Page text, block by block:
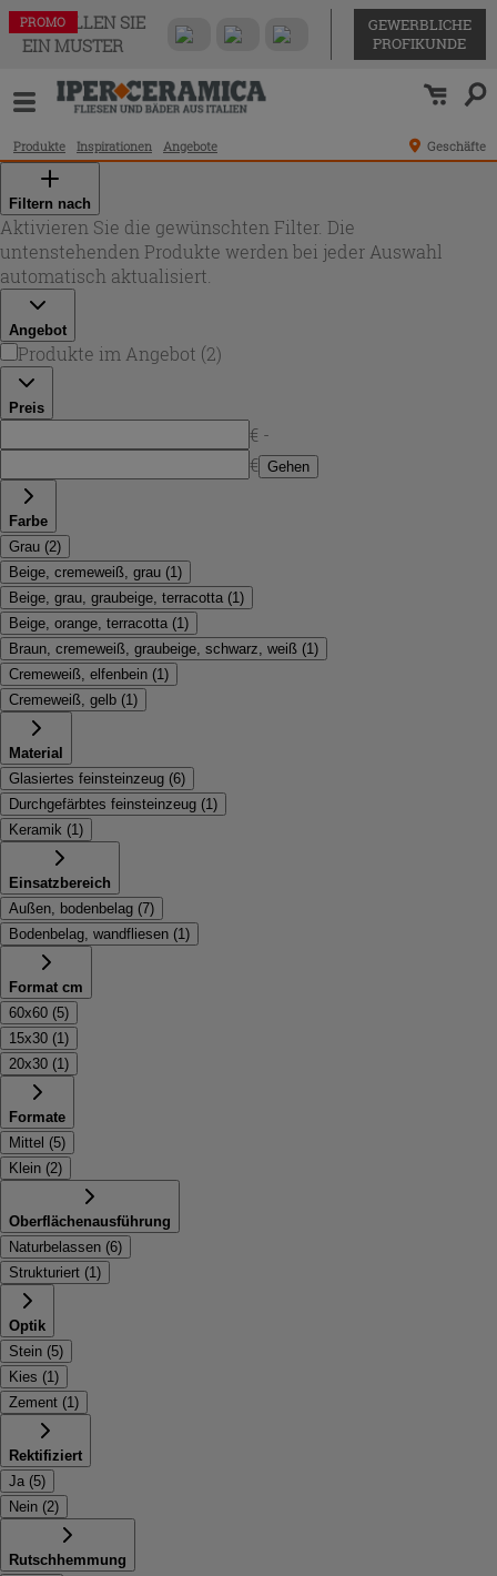
BESTELLEN SIE
EIN MUSTER
GEWERBLICHE
PROFIKUNDE
Produkte Inspirationen Angebote Geschäfte
Filtern nach
Aktivieren Sie die gewünschten Filter. Die
untenstehenden Produkte werden bei jeder Auswahl
automatisch aktualisiert.
Angebot
Produkte im Angebot (2)
Preis
€ -
€ Gehen
Farbe
Grau (2)
Beige, cremeweiß, grau (1)
Beige, grau, graubeige, terracotta (1)
Beige, orange, terracotta (1)
Braun, cremeweiß, graubeige, schwarz, weiß (1)
Cremeweiß, elfenbein (1)
Cremeweiß, gelb (1)
Material
Glasiertes feinsteinzeug (6)
Durchgefärbtes feinsteinzeug (1)
Keramik (1)
Einsatzbereich
Außen, bodenbelag (7)
Bodenbelag, wandfliesen (1)
Format cm
60x60 (5)
15x30 (1)
20x30 (1)
Formate
Mittel (5)
Klein (2)
Oberflächenausführung
Naturbelassen (6)
Strukturiert (1)
Optik
Stein (5)
Kies (1)
Zement (1)
Rektifiziert
Ja (5)
Nein (2)
Rutschhemmung
PROMO
PROMO